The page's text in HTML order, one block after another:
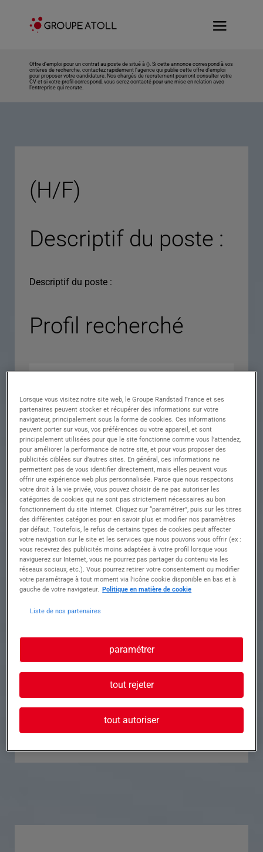
Offre d’emploi pour un contrat au poste de situé à (). Si cette annonce correspond à vos
critères de recherche, contactez rapidement l’agence qui publie cette offre d’emploi
pour proposer votre candidature. Nos chargés de recrutement pourront consulter votre
CV et si votre profil correspond, vous serez contacté pour une mise en relation avec
l’entreprise qui recrute.
(H/F)
Descriptif du poste :
Descriptif du poste :
Profil recherché
Expérience
Salaire
Contrat
Ville
()
Référence Annonce n°
Contact
Tél.
Postuler à cette offre
Lorsque vous visitez notre site web, le Groupe Randstad France et ses
partenaires peuvent stocker et récupérer des informations sur votre
navigateur, principalement sous la forme de cookies. Ces informations
peuvent porter sur vous, vos préférences ou votre appareil, et sont
principalement utilisées pour que le site fonctionne comme vous l’attendez,
pour améliorer la performance de notre site, et pour vous proposer des
publicités ciblées sur d’autres sites. En général, ces informations ne
permettent pas de vous identifier directement, mais elles peuvent vous
offrir une expérience web plus personnalisée. Parce que nous respectons
votre droit à la vie privée, vous pouvez choisir de ne pas autoriser les
catégories de cookies qui ne sont pas strictement nécessaires au bon
fonctionnement du site Internet. Cliquez sur “paramétrer”, puis sur les titres
des différentes catégories pour en savoir plus et modifier nos paramètres
par défaut. Toutefois, le refus de certains types de cookies peut affecter
votre navigation sur le site et les services que nous pouvons vous offrir (ex :
vous recevrez des publicités moins adaptées à votre profil lorsque vous
naviguerez sur Internet, vous ne pourrez pas partager du contenu via les
réseaux sociaux, etc.). Vous pourrez retirer votre consentement ou modifier
votre paramétrage à tout moment via l’icône cookie disponible en bas et à
gauche de votre navigateur. Politique en matière de cookie
Liste de nos partenaires
paramétrer
tout rejeter
tout autoriser